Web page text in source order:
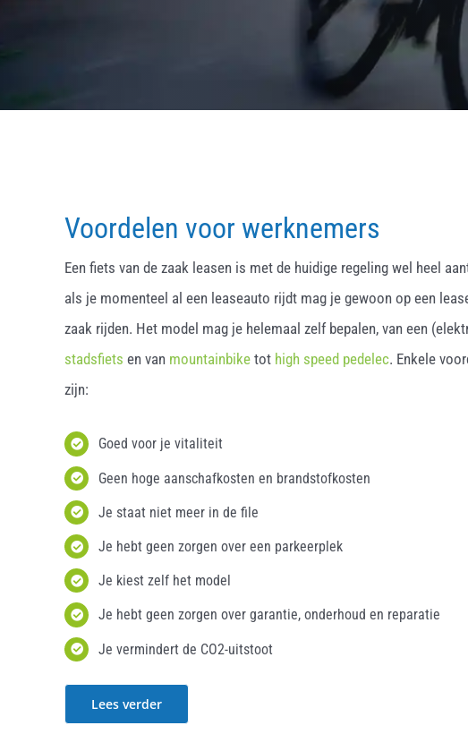
Voordelen voor werknemers
Een fiets van de zaak leasen is met de huidige regeling wel heel
als je momenteel al een leaseauto rijdt mag je gewoon op een
zaak rijden. Het model mag je helemaal zelf bepalen, van een
stadsfiets en van mountainbiketot high speed pedelec. Enkele
zijn:
Goed voor je vitaliteit
Geen hoge aanschafkosten en brandstofkosten
Je staat niet meer in de file
Je hebt geen zorgen over een parkeerplek
Je kiest zelf het model
Je hebt geen zorgen over garantie, onderhoud en reparatie
Je vermindert de CO2-uitstoot
Lees verder